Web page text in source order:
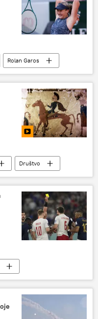
Rolan Garos
Društvo